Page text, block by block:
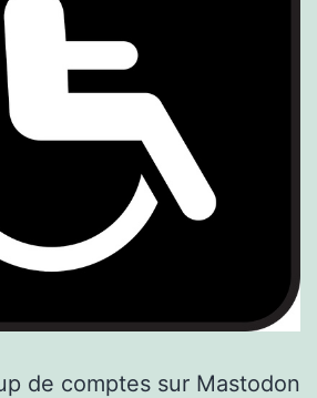
de comptes sur Mastodon